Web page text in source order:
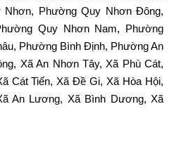
Phường Quy Nhơn Đông,
Quy Nhơn Nam, Phường
Phường Bình Định, Phường An
Xã An Nhơn Tây, Xã Phù Cát,
Cát Tiến, Xã Đề Gi, Xã Hòa Hội,
An Lương, Xã Bình Dương, Xã